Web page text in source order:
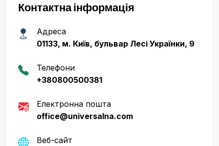
Контактна інформація
Адреса
01133, м. Київ, бульвар Лесі Українки, 9
Телефони
+380800500381
Електронна пошта
office@universalna.com
Веб-сайт